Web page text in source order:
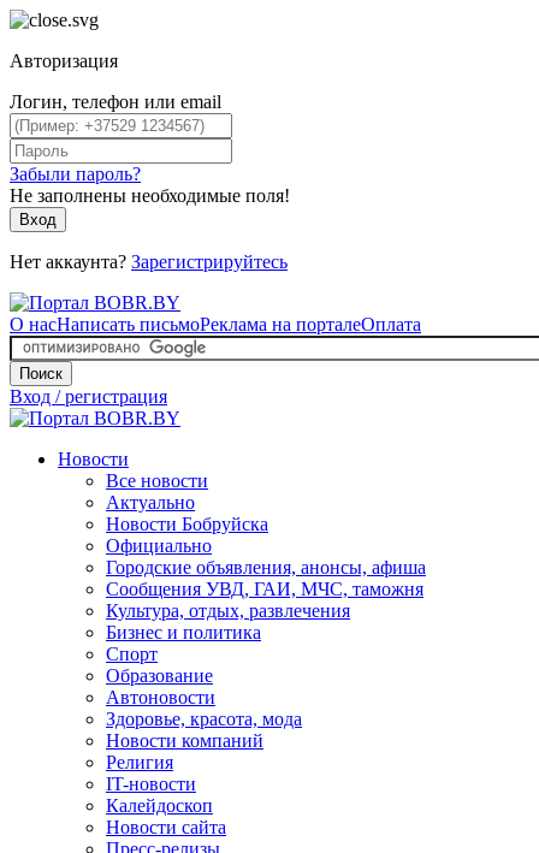
Авторизация
Логин, телефон или email
Забыли пароль?
Не заполнены необходимые поля!
Вход
Нет аккаунта? Зарегистрируйтесь
О насНаписать письмоРеклама на порталеОплата
Поиск
Вход / регистрация
Новости
Все новости
Актуально
Новости Бобруйска
Официально
Городские объявления, анонсы, афиша
Сообщения УВД, ГАИ, МЧС, таможня
Культура, отдых, развлечения
Бизнес и политика
Спорт
Образование
Автоновости
Здоровье, красота, мода
Новости компаний
Религия
IT-новости
Калейдоскоп
Новости сайта
Пресс-релизы